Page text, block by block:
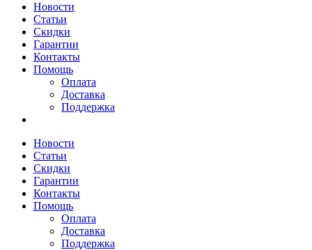
Новости
Статьи
Скидки
Гарантии
Контакты
Помощь
Оплата
Доставка
Поддержка
Новости
Статьи
Скидки
Гарантии
Контакты
Помощь
Оплата
Доставка
Поддержка